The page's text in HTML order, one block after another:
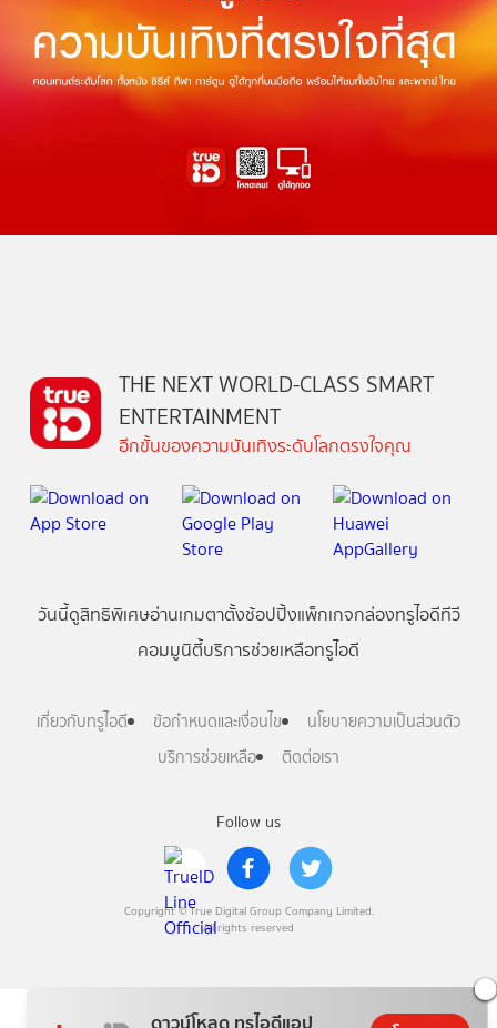
Follow us
Copyright © True Digital Group Company Limited.
All rights reserved
THE NEXT WORLD-CLASS SMART
ENTERTAINMENT
อีกขั้นของความบันเทิงระดับโลกตรงใจคุณ
วันนี้ดูสิทธิพิเศษอ่านเกมตาตั้งช้อปปิ้งแพ็กเกจกล่องทรูไอดีทีวี
คอมมูนิตี้บริการช่วยเหลือทรูไอดี
เกี่ยวกับทรูไอดี ข้อกำหนดและเงื่อนไข
นโยบายความเป็นส่วนตัว
บริการช่วยเหลือ
ติดต่อเรา